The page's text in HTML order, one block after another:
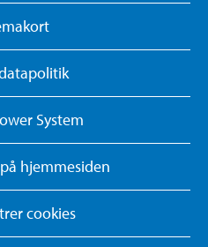
System
hjemmesiden
cookies